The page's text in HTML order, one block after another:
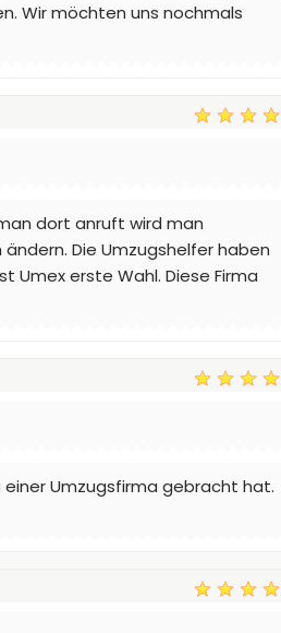
Wir möchten uns nochmals
dort anruft wird man
Die Umzugshelfer haben
Umex erste Wahl. Diese Firma
Umzugsfirma gebracht hat.